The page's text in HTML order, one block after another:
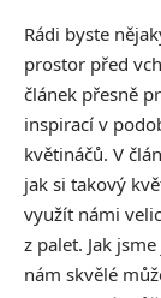
Rádi byste
prostor před
článek přesně
inspirací v
květináčů. V
jak si takový
využít námi
z palet. Jak
nám skvělé